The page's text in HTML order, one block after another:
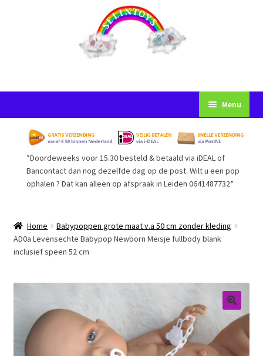
naar
navigatie
inhoud
Menu
Startpagina
Voorwaarden
Afrekenen
Gastenboek
Retouren
Over ons
*Doordeweeks voor 15.30 besteld & betaald via iDEAL of
Bancontact dan nog dezelfde dag op de post. Wilt u een pop
ophalen ? Dat kan alleen op afspraak in Leiden 0641487732*
Home
Babypoppen grote maat v.a 50 cm zonder kleding
AD0a Levensechte Babypop Newborn Meisje fullbody blank
inclusief speen 52 cm